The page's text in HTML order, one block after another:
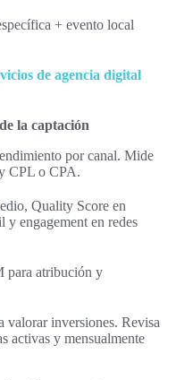
+ evento local
de agencia digital
la captación
por canal. Mide
CPL o CPA.
Quality Score en
y engagement en redes
para atribución y
inversiones. Revisa
activas y mensualmente